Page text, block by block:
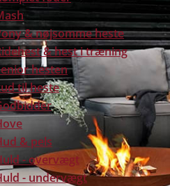
& nøjsomme heste
& hest i træning
hesten
til heste
& pels
- overvægt
- undervægt